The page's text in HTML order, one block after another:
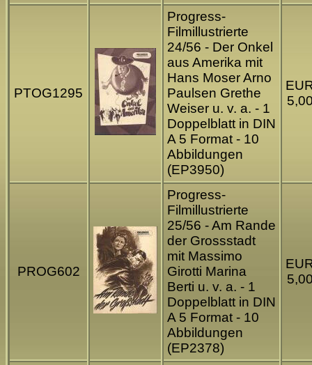
PTOG1295
Progress-
Filmillustrierte
24/56 - Der Onkel
aus Amerika mit
Hans Moser Arno
Paulsen Grethe
Weiser u. v. a. - 1
Doppelblatt in DIN
A 5 Format - 10
Abbildungen
(EP3950)
PROG602
Progress-
Filmillustrierte
25/56 - Am Rande
der Grossstadt
mit Massimo
Girotti Marina
Berti u. v. a. - 1
Doppelblatt in DIN
A 5 Format - 10
Abbildungen
(EP2378)